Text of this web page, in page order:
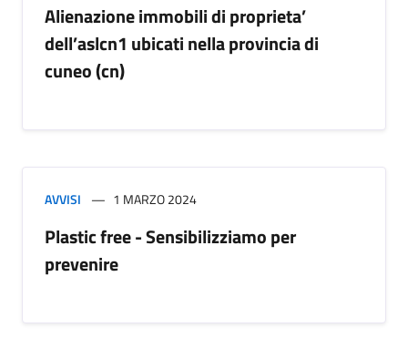
Alienazione immobili di proprieta’
dell’aslcn1 ubicati nella provincia di
cuneo (cn)
AVVISI 1 MARZO 2024
Plastic free - Sensibilizziamo per
prevenire